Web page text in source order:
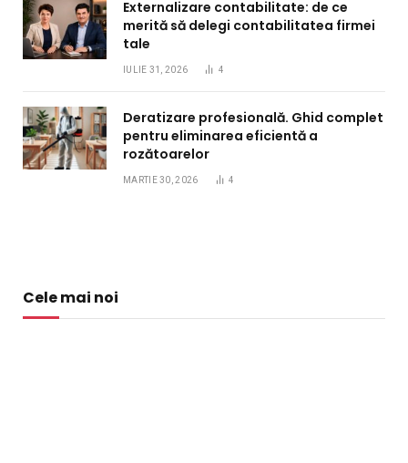
Externalizare contabilitate: de ce
merită să delegi contabilitatea firmei
tale
IULIE 31, 2026 4
Deratizare profesională. Ghid complet
pentru eliminarea eficientă a
rozătoarelor
MARTIE 30, 2026 4
Cele mai noi